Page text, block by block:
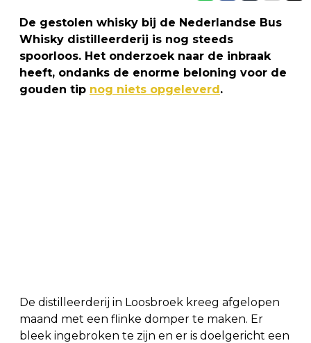
De gestolen whisky bij de Nederlandse Bus
Whisky distilleerderij is nog steeds
spoorloos. Het onderzoek naar de inbraak
heeft, ondanks de enorme beloning voor de
gouden tip nog niets opgeleverd.
De distilleerderij in Loosbroek kreeg afgelopen
maand met een flinke domper te maken. Er
bleek ingebroken te zijn en er is doelgericht een